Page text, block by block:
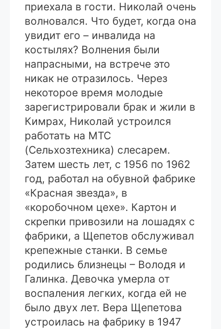
приехала в гости. Николай очень
волновался. Что будет, когда она
увидит его – инвалида на
костылях? Волнения были
напрасными, на встрече это
никак не отразилось. Через
некоторое время молодые
зарегистрировали брак и жили в
Кимрах, Николай устроился
работать на МТС
(Сельхозтехника) слесарем.
Затем шесть лет, с 1956 по 1962
год, работал на обувной фабрике
«Красная звезда», в
«коробочном цехе». Картон и
скрепки привозили на лошадях с
фабрики, а Щепетов обслуживал
крепежные станки. В семье
родились близнецы – Володя и
Галинка. Девочка умерла от
воспаления легких, когда ей не
было двух лет. Вера Щепетова
устроилась на фабрику в 1947